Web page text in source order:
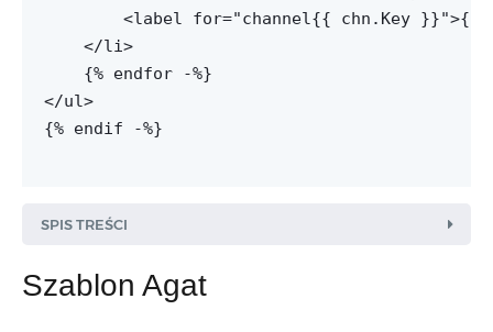
<label for="channel{{ chn.Key
    </li>
    {% endfor -%}
</ul>
{% endif -%}
SPIS TREŚCI
Szablon Agat